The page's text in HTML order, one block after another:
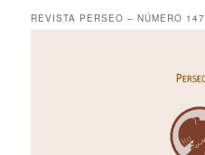
REVISTA PERSEO – NÚMERO 147